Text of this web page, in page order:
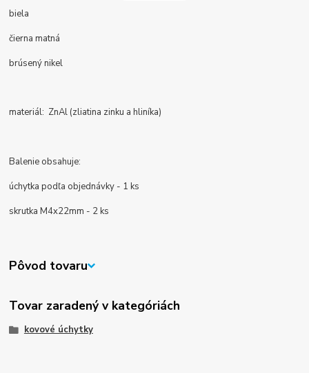
biela
čierna matná
brúsený nikel
materiál: ZnAl (zliatina zinku a hliníka)
Balenie obsahuje:
úchytka podľa objednávky - 1 ks
skrutka M4x22mm - 2 ks
Pôvod tovaru
Tovar zaradený v kategóriách
kovové úchytky